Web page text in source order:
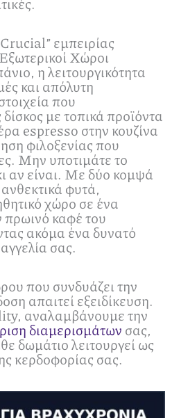
εμπειρίας
Χώροι
η λειτουργικότητα
και απόλυτη
που
με τοπικά προϊόντα
espresso στην κουζίνα
φιλοξενίας που
Μην υποτιμάτε το
αν είναι. Με δύο κομψά
φυτά,
χώρο σε ένα
πρωινό καφέ του
ακόμα ένα δυνατό
σας.
που συνδυάζει την
απαιτεί εξειδίκευση.
αναλαμβάνουμε την
διαμερισμάτων σας,
δωμάτιο λειτουργεί ως
κερδοφορίας σας.